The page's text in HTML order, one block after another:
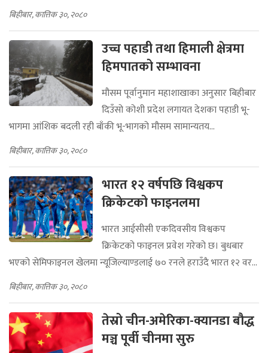
बिहीबार, कात्तिक ३०, २०८०
उच्च पहाडी तथा हिमाली क्षेत्रमा
हिमपातको सम्भावना
मौसम पूर्वानुमान महाशाखाका अनुसार बिहीबार
दिउँसो कोशी प्रदेश लगायत देशका पहाडी भू-
भागमा आंशिक बदली रही बाँकी भू-भागको मौसम सामान्यतय...
बिहीबार, कात्तिक ३०, २०८०
भारत १२ वर्षपछि विश्वकप
क्रिकेटको फाइनलमा
भारत आईसीसी एकदिवसीय विश्वकप
क्रिकेटको फाइनल प्रवेश गरेको छ। बुधबार
भएको सेमिफाइनल खेलमा न्यूजिल्याण्डलाई ७० रनले हराउँदै भारत १२ वर...
बिहीबार, कात्तिक ३०, २०८०
तेस्रो चीन-अमेरिका-क्यानडा बौद्ध
मञ्च पूर्वी चीनमा सुरु